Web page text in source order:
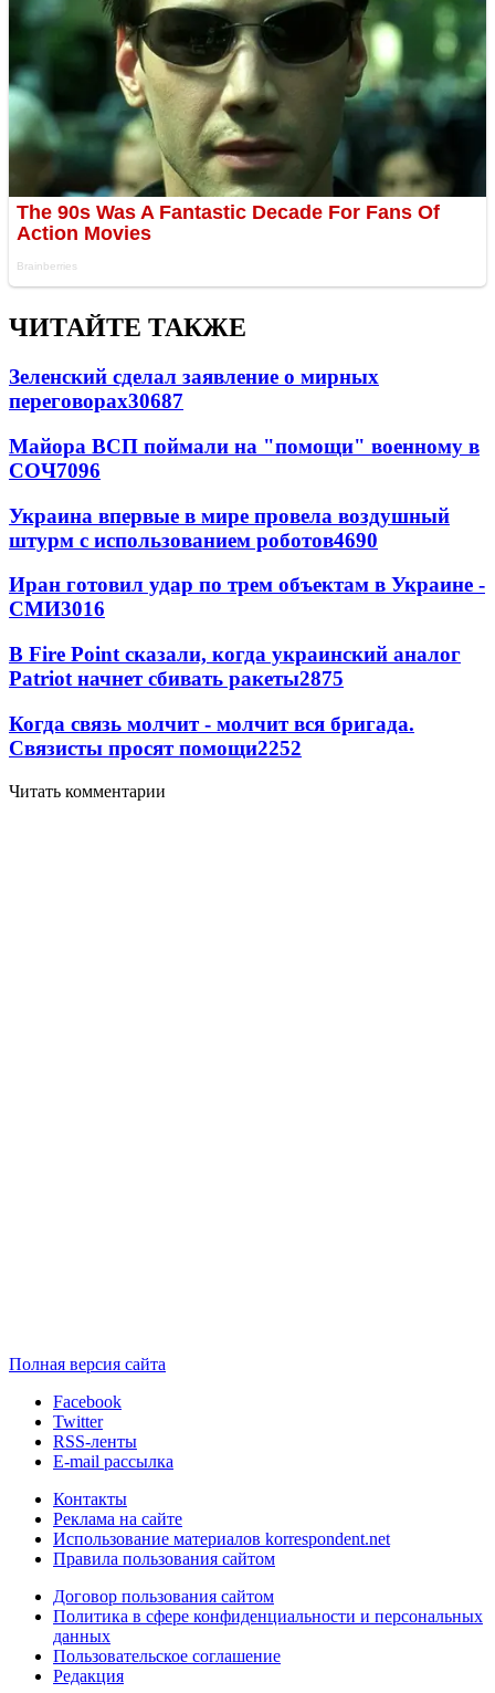
ЧИТАЙТЕ ТАКЖЕ
Зеленский сделал заявление о мирных
переговорах30687
Майора ВСП поймали на "помощи" военному в
СОЧ7096
Украина впервые в мире провела воздушный
штурм с использованием роботов4690
Иран готовил удар по трем объектам в Украине -
СМИ3016
В Fire Point сказали, когда украинский аналог
Patriot начнет сбивать ракеты2875
Когда связь молчит - молчит вся бригада.
Связисты просят помощи2252
Читать комментарии
Полная версия сайта
Facebook
Twitter
RSS-ленты
E-mail рассылка
Контакты
Реклама на сайте
Использование материалов korrespondent.net
Правила пользования сайтом
Договор пользования сайтом
Политика в сфере конфиденциальности и персональных
данных
Пользовательское соглашение
Редакция